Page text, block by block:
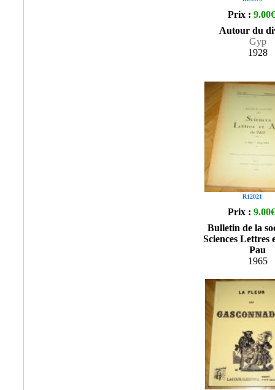
Prix : 9.00€
Autour du
Gyp
1928
R12021
Prix : 9.00€
Bulletin de la
Sciences Lettres
Pau
1965